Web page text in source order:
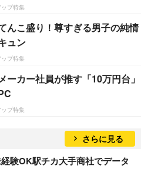
プ特集
んこ盛り！尊すぎる男子の純情
ュン
プ特集
ーカー社員が推す「10万円台」
プ特集
さらに見る
験OK駅チカ大手商社でデータ